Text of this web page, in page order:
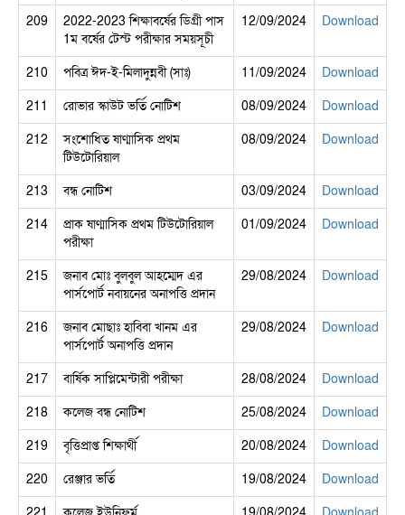
209
2022-2023 শিক্ষাবর্ষের ডিগ্রী পাস
1ম বর্ষের টেস্ট পরীক্ষার সময়সূচী
12/09/2024 Download
210 পবিত্র ঈদ-ই-মিলাদুন্নবী (সাঃ) 11/09/2024
Download
211
রোভার স্কাউট ভর্তি নোটিশ 08/09/2024
Download
212
সংশোধিত ষাণ্মাসিক প্রথম
টিউটোরিয়াল
08/09/2024 Download
213 বন্ধ নোটিশ 03/09/2024
Download
214
প্রাক ষাণ্মাসিক প্রথম টিউটোরিয়াল
পরীক্ষা
01/09/2024 Download
215
জনাব মোঃ বুলবুল আহম্মেদ এর
পার্সপোর্ট নবায়নের অনাপত্তি প্রদান
29/08/2024 Download
216
জনাব মোছাঃ হাবিবা খানম এর
পার্সপোর্ট অনাপত্তি প্রদান
29/08/2024 Download
217 বার্ষিক সাপ্লিমেন্টারী পরীক্ষা 28/08/2024
Download
218
কলেজ বন্ধ নোটিশ 25/08/2024
Download
219
বৃত্তিপ্রাপ্ত শিক্ষার্থী 20/08/2024
Download
220
রেঞ্জার ভর্তি 19/08/2024
Download